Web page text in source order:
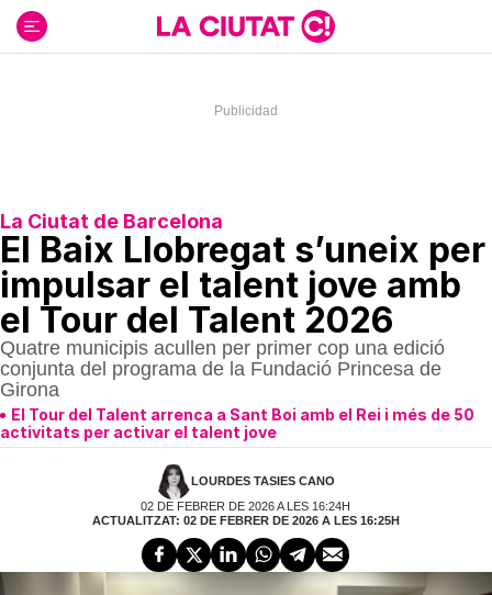
contenido
La Ciutat de Barcelona
El Baix Llobregat s’uneix per
impulsar el talent jove amb
el Tour del Talent 2026
Quatre municipis acullen per primer cop una edició
conjunta del programa de la Fundació Princesa de
Girona
El Tour del Talent arrenca a Sant Boi amb el Rei i més de 50
activitats per activar el talent jove
LOURDES TASIES CANO
02 DE FEBRER DE 2026 A LES 16:24H
ACTUALITZAT: 02 DE FEBRER DE 2026 A LES 16:25H